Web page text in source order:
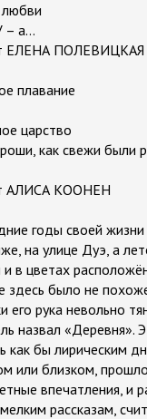
любви
– а…
ЕЛЕНА ПОЛЕВИЦКАЯ
плавание
царство
как свежи были
АЛИСА КООНЕН
годы своей
на улице Дуэ, а
и в цветах
здесь было не
его рука невольно
назвал «Деревня».
как бы лирическим
или близком,
впечатления, и
рассказам,